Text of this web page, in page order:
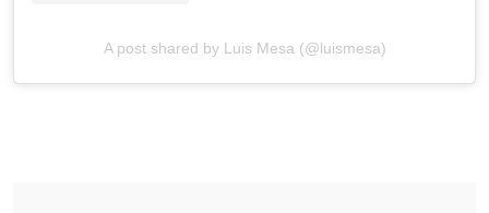
A post shared by Luis Mesa (@luismesa)